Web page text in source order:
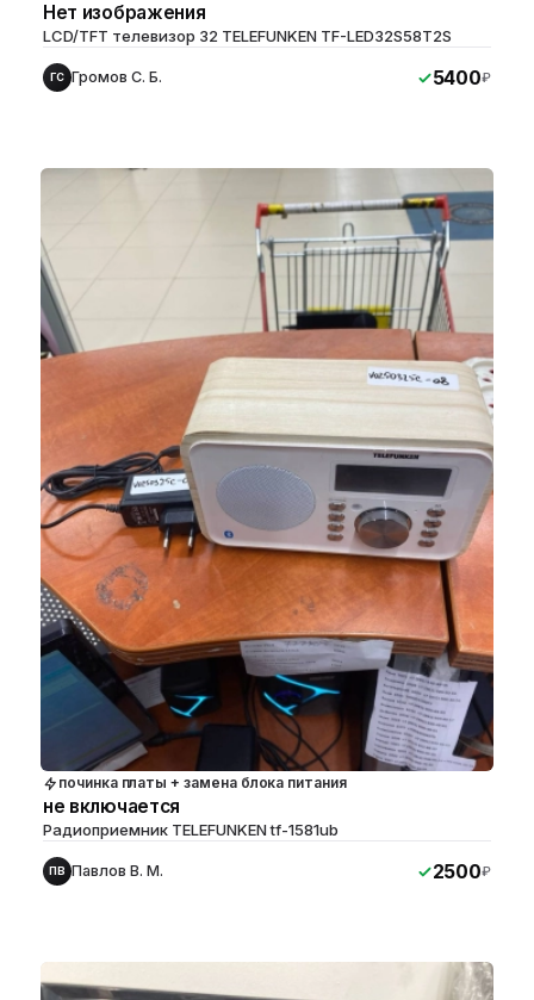
Нет изображения
LCD/TFT телевизор 32 TELEFUNKEN TF-LED32S58T2S
ГС Громов С. Б. 5400₽
починка платы + замена блока питания
не включается
Радиоприемник TELEFUNKEN tf-1581ub
ПВ Павлов В. М. 2500₽